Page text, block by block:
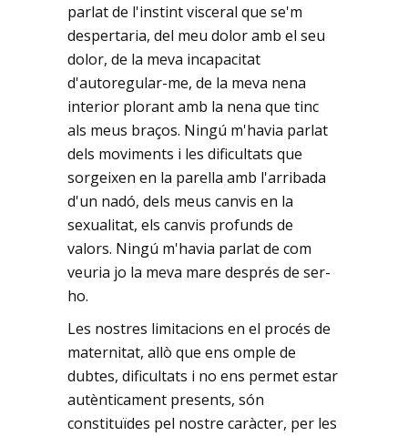
parlat de l'instint visceral que se'm
despertaria, del meu dolor amb el seu
dolor, de la meva incapacitat
d'autoregular-me, de la meva nena
interior plorant amb la nena que tinc
als meus braços. Ningú m'havia parlat
dels moviments i les dificultats que
sorgeixen en la parella amb l'arribada
d'un nadó, dels meus canvis en la
sexualitat, els canvis profunds de
valors. Ningú m'havia parlat de com
veuria jo la meva mare després de ser-
ho.
Les nostres limitacions en el procés de
maternitat, allò que ens omple de
dubtes, dificultats i no ens permet estar
autènticament presents, són
constituïdes pel nostre caràcter, per les